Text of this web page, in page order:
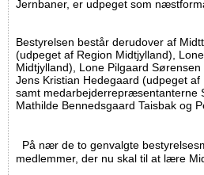
Jernbaner, er udpeget som
Bestyrelsen består derudover af
(udpeget af Region Midtjylland),
Midtjylland), Lone Pilgaard
Jens Kristian Hedegaard (udpeget
samt medarbejderrepræsentanterne
Mathilde Bennedsgaard Taisbak og
På nær de to genvalgte
medlemmer, der nu skal til at lære